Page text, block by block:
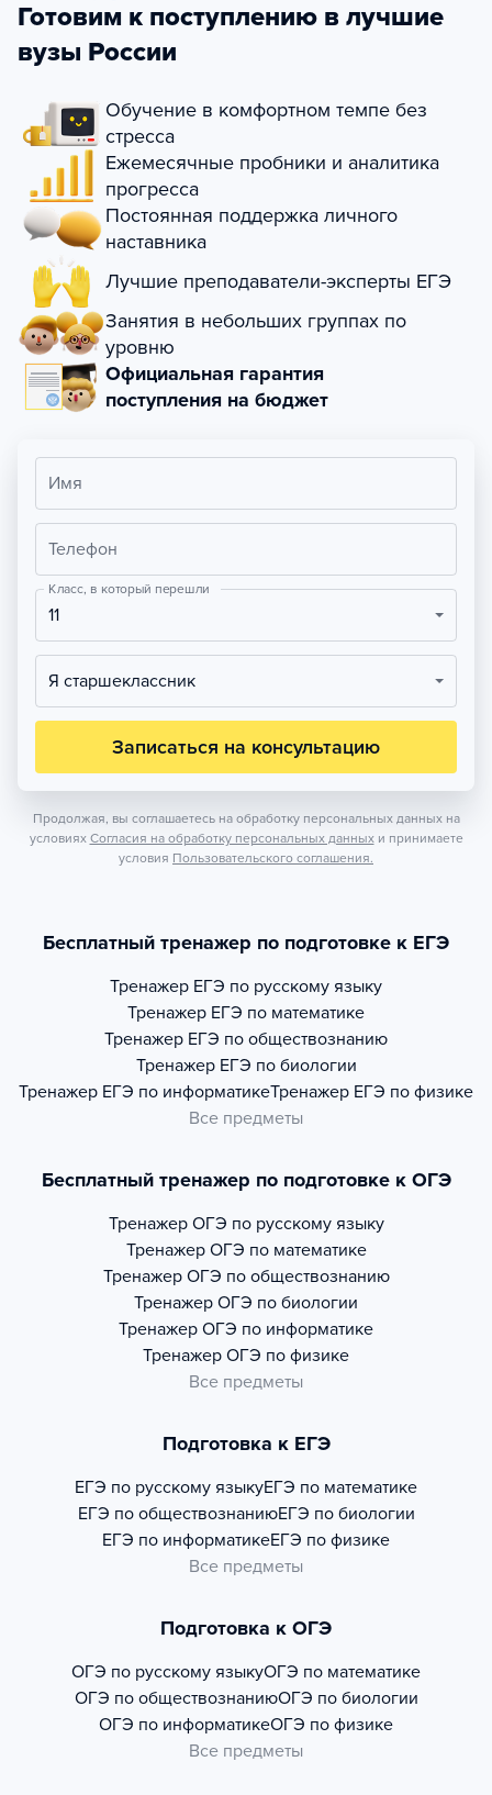
Готовим к поступлению в лучшие
вузы России
Обучение в комфортном темпе без
стресса
Ежемесячные пробники и аналитика
прогресса
Постоянная поддержка личного
наставника
Лучшие преподаватели-эксперты ЕГЭ
Занятия в небольших группах по
уровню
Официальная гарантия
поступления на бюджет
Имя
Телефон
Класс, в который перешли
11
Я старшеклассник
Записаться на консультацию
Продолжая, вы соглашаетесь на обработку персональных данных на
условиях Согласия на обработку персональных данных и принимаете
условия Пользовательского соглашения.
Бесплатный тренажер по подготовке к ЕГЭ
Тренажер ЕГЭ по русскому языку
Тренажер ЕГЭ по математике
Тренажер ЕГЭ по обществознанию
Тренажер ЕГЭ по биологии
Тренажер ЕГЭ по информатикеТренажер ЕГЭ по физике
Все предметы
Бесплатный тренажер по подготовке к ОГЭ
Тренажер ОГЭ по русскому языку
Тренажер ОГЭ по математике
Тренажер ОГЭ по обществознанию
Тренажер ОГЭ по биологии
Тренажер ОГЭ по информатике
Тренажер ОГЭ по физике
Все предметы
Подготовка к ЕГЭ
ЕГЭ по русскому языкуЕГЭ по математике
ЕГЭ по обществознаниюЕГЭ по биологии
ЕГЭ по информатикеЕГЭ по физике
Все предметы
Подготовка к ОГЭ
ОГЭ по русскому языкуОГЭ по математике
ОГЭ по обществознаниюОГЭ по биологии
ОГЭ по информатикеОГЭ по физике
Все предметы